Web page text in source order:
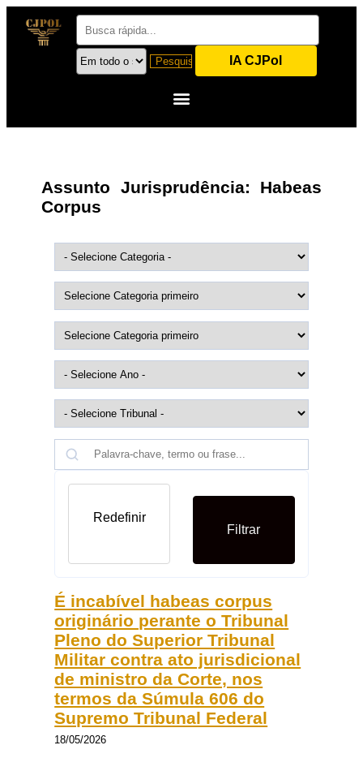
IA CJPol
Assunto Jurisprudência: Habeas
Corpus
Filtrar
Redefinir
É incabível habeas corpus
originário perante o Tribunal
Pleno do Superior Tribunal
Militar contra ato jurisdicional
de ministro da Corte, nos
termos da Súmula 606 do
Supremo Tribunal Federal
18/05/2026